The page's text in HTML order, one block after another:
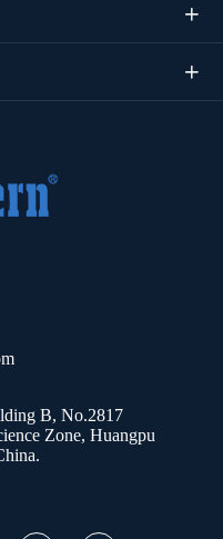


B, No.2817
Zone, Huangpu